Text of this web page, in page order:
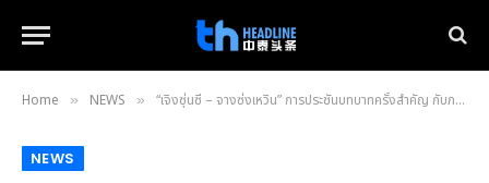
Home » NEWS » “เจิงซุ่นซี – จางซ่งเหวิน” การประชันบทบาทครั้งสำคัญ กับภารกิจไขความลับที่โลกต้องได้รู้ในซีรีส์จีนสายลับสุดระทึก “เส้นทางวีรบุรุษ (A Lonely Hero’s Journey)” มาร่วมพิสูจน์ความยอดเยี่ยมได้แล้ววันนี้ บนแอป iQIYI (อ้ายฉีอี้) ที่เดียวเท่านั้น!
NEWS